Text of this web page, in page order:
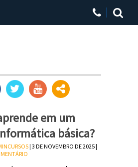
em um
básica?
| 3 DE NOVEMBRO DE 2025 |